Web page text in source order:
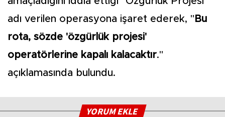
adı verilen operasyona işaret ederek, " Bu
rota, sözde 'özgürlük projesi'
operatörlerine kapalı kalacaktır."
açıklamasında bulundu.
YORUM EKLE